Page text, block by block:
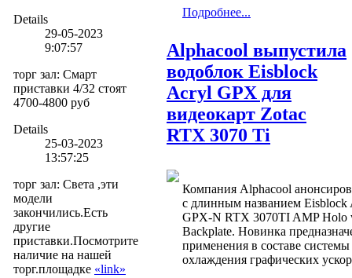
Details
29-05-2023
9:07:57
торг зал: Смарт
приставки 4/32 стоят
4700-4800 руб
Details
25-03-2023
13:57:25
торг зал: Света ,эти
модели
закончились.Есть
другие
приставки.Посмотрите
наличие на нашей
торг.площадке «link»
Подробнее...
Alphacool выпустила
водоблок Eisblock
Acryl GPX для
видеокарт Zotac
RTX 3070 Ti
Компания Alphacool
с длинным названием Eisblock
GPX-N RTX 3070TI AMP Holo
Backplate. Новинка
применения в составе
охлаждения графических